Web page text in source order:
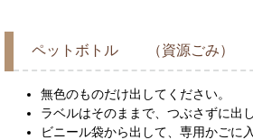
ペットボトル （資源ごみ）
無色のものだけ出してください。
ラベルはそのままで、つぶさずに出
ビニール袋から出して、専用かごに